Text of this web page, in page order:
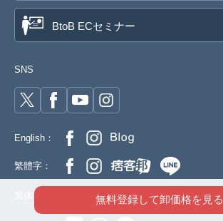
無料登録して卸価格を見る
BtoB ECセミナー
SNS
English：
繁體字：
简体字：